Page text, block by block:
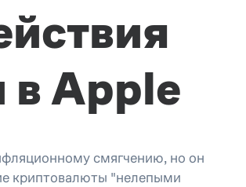
Apple
смягчению, но он
криптовалюты "нелепыми